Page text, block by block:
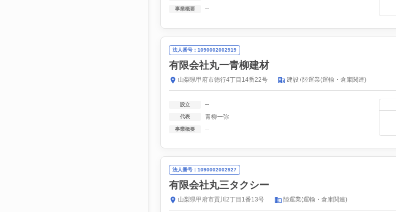
事業概要 --
法人番号：1090002002919
有限会社丸一青柳建材
山梨県甲府市徳行4丁目14番22号 建設 陸運業(運輸・倉庫関連)
設立 --
代表 青柳一弥
事業概要 --
法人番号：1090002002927
有限会社丸三タクシー
山梨県甲府市貢川2丁目1番13号 陸運業(運輸・倉庫関連)